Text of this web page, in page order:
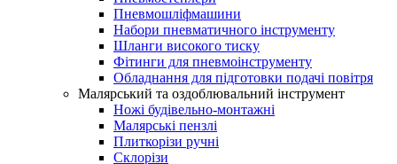
Пневмошліфмашини
Набори пневматичного інструменту
Шланги високого тиску
Фітинги для пневмоінструменту
Обладнання для підготовки подачі повітря
Малярський та оздоблювальний інструмент
Ножі будівельно-монтажні
Малярські пензлі
Плиткорізи ручні
Склорізи